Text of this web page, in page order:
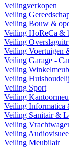
Veilingverkopen
Veiling
Veiling Bouw &
Veiling HoReCa &
Veiling
Veiling Voertuigen
Veiling Garage -
Veiling
Veiling
Veiling Sport
Veiling
Veiling Informatica
Veiling Sanitair &
Veiling
Veiling
Veiling Meubilair